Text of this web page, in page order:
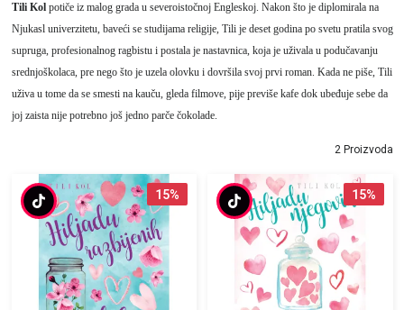
Tili Kolpotiče iz malog grada u severoistočnoj Engleskoj. Nakon što je diplomirala na
Njukasl univerzitetu, baveći se studijama religije, Tili je deset godina po svetu pratila svog
supruga, profesionalnog ragbistu i postala je nastavnica, koja je uživala u podučavanju
srednjoškolaca, pre nego što je uzela olovku i dovršila svoj prvi roman. Kada ne piše, Tili
uživa u tome da se smesti na kauču, gleda filmove, pije previše kafe dok ubeđuje sebe da
joj zaista nije potrebno još jedno parče čokolade.
2 Proizvoda
15% 15%